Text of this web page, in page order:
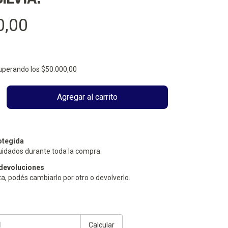
los$50.000,00
durante toda la compra.
podés cambiarlo por otro o devolverlo.
Calcular